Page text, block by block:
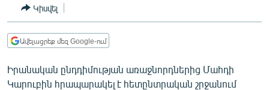
ԻՐԱՎՈՒՆՔ
ՀԱՍԱՐԱԿՈՒԹՅՈՒՆ
ՂԱՐԱԲԱՂ
Կիսվել
Ավելացրեք մեզ Google-ում
Իրանական ընդդիմության առաջնորդներից Մահդի
Կարուբին հրապարակել է հետընտրական շրջանում